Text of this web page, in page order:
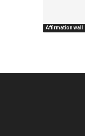
Affirmation wall